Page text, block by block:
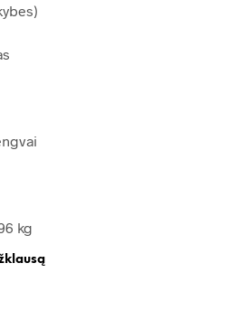
kg